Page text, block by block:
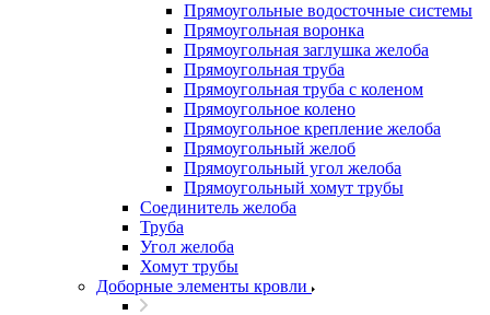
Прямоугольные водосточные системы
Прямоугольная воронка
Прямоугольная заглушка желоба
Прямоугольная труба
Прямоугольная труба c коленом
Прямоугольное колено
Прямоугольное крепление желоба
Прямоугольный желоб
Прямоугольный угол желоба
Прямоугольный хомут трубы
Соединитель желоба
Труба
Угол желоба
Хомут трубы
Доборные элементы кровли